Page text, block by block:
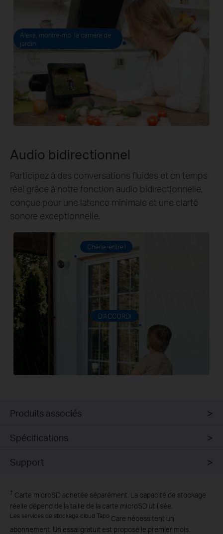
Alexa, montre-moi la caméra de
jardin.
Audio bidirectionnel
Participez à des conversations fluides et en temps
réel grâce à notre fonction audio bidirectionnelle,
conçue pour une latence minimale et une clarté
sonore exceptionnelle.
Chérie, entre !
D'ACCORD!
Produits associés
Spécifications
Support
† Carte microSD achetée séparément. La capacité de stockage
réelle dépend de la taille de la carte microSD utilisée.
Les services de stockage cloud Tapo Care nécessitent un
abonnement. Un essai gratuit est proposé le premier mois.